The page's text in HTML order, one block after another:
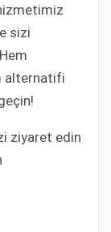
sizi
alternatifi
ziyaret edin